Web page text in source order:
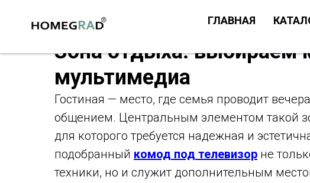
ГЛАВНАЯ
Зона отдыха: выбираем
мультимедиа
Гостиная — место, где семья проводит
общением. Центральным элементом такой
для которого требуется надежная и
подобранный комод под телевизор не
техники, но и служит дополнительным